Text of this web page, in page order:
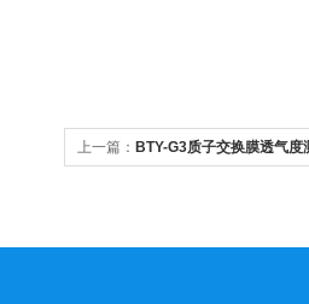
上一篇： BTY-G3质子交换膜透气度